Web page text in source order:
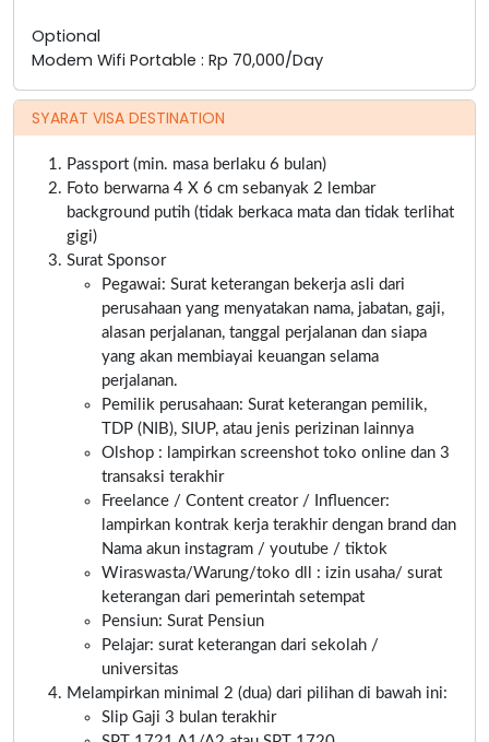
Optional
Modem Wifi Portable : Rp 70,000/Day
SYARAT VISA DESTINATION
Passport (min. masa berlaku 6 bulan)
Foto berwarna 4 X 6 cm sebanyak 2 lembar
background putih (tidak berkaca mata dan tidak terlihat
gigi)
Surat Sponsor
Pegawai: Surat keterangan bekerja asli dari
perusahaan yang menyatakan nama, jabatan, gaji,
alasan perjalanan, tanggal perjalanan dan siapa
yang akan membiayai keuangan selama
perjalanan.
Pemilik perusahaan: Surat keterangan pemilik,
TDP (NIB), SIUP, atau jenis perizinan lainnya
Olshop : lampirkan screenshot toko online dan 3
transaksi terakhir
Freelance / Content creator / Influencer:
lampirkan kontrak kerja terakhir dengan brand dan
Nama akun instagram / youtube / tiktok
Wiraswasta/Warung/toko dll : izin usaha/ surat
keterangan dari pemerintah setempat
Pensiun: Surat Pensiun
Pelajar: surat keterangan dari sekolah /
universitas
Melampirkan minimal 2 (dua) dari pilihan di bawah ini:
Slip Gaji 3 bulan terakhir